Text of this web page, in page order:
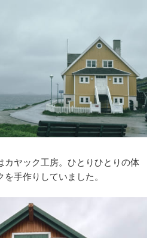
カヤック工房。ひとりひとりの体
手作りしていました。